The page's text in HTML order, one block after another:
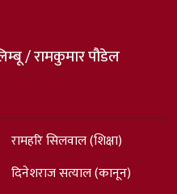
/ रामकुमार पौडेल
रामहरि सिलवाल (शिक्षा)
दिनेशराज सत्याल (कानून)